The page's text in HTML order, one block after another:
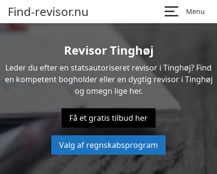
Find-revisor.nu Menu
Revisor Tinghøj
Leder du efter en statsautoriseret revisor i Tinghøj? Find
en kompetent bogholder eller en dygtig revisor i Tinghøj
og omegn lige her.
Få et gratis tilbud her
Valg af regnskabsprogram